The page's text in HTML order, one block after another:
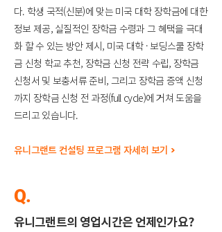
다. 학생 국적(신분)에 맞는 미국 대학 장학금에 대한
정보 제공, 실질적인 장학금 수령과 그 혜택을 극대
화 할 수 있는 방안 제시, 미국 대학 · 보딩스쿨 장학
금 신청 학교 추천, 장학금 신청 전략 수립, 장학금
신청서 및 보충서류 준비, 그리고 장학금 증액 신청
까지 장학금 신청 전 과정(full cycle)에 거쳐 도움을
드리고 있습니다.
유니그랜트 컨설팅 프로그램 자세히 보기 >
Q.
유니그랜트의 영업시간은 언제인가요?